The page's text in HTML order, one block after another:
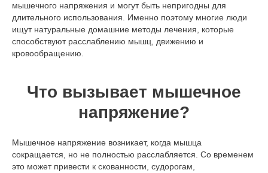
мышечного напряжения и могут быть непригодны для
длительного использования. Именно поэтому многие люди
ищут натуральные домашние методы лечения, которые
способствуют расслаблению мышц, движению и
кровообращению.
Что вызывает мышечное
напряжение?
Мышечное напряжение возникает, когда мышца
сокращается, но не полностью расслабляется. Со временем
это может привести к скованности, судорогам,